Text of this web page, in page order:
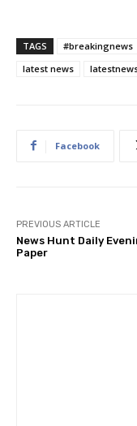
TAGS #breakingnews
latest news
Facebook
PREVIOUS ARTICLE
News Hunt Daily
Paper